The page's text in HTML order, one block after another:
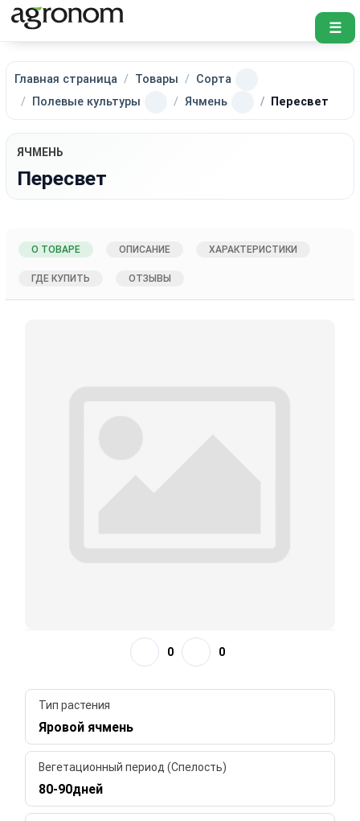
☰
Главная страница Товары
Сорта
Полевые культуры
Ячмень Пересвет
ЯЧМЕНЬ
Пересвет
О ТОВАРЕ ОПИСАНИЕ ХАРАКТЕРИСТИКИ
ГДЕ КУПИТЬ ОТЗЫВЫ
0 0
Тип растения
Яровой ячмень
Вегетационный период (Спелость)
80-90дней